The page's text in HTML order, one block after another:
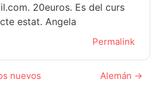
20euros. Es del curs
estat. Angela
Permalink
nuevos Alemán →